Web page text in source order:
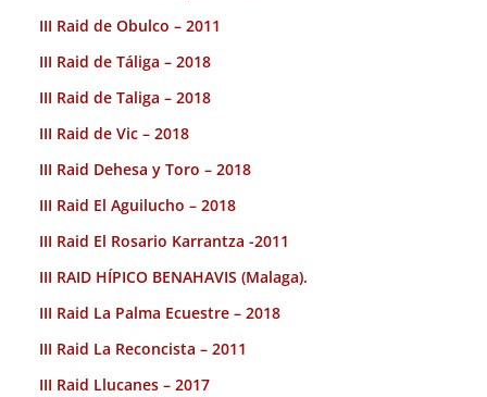
III Raid de Obulco – 2011
III Raid de Táliga – 2018
III Raid de Taliga – 2018
III Raid de Vic – 2018
III Raid Dehesa y Toro – 2018
III Raid El Aguilucho – 2018
III Raid El Rosario Karrantza -2011
III RAID HÍPICO BENAHAVIS (Malaga).
III Raid La Palma Ecuestre – 2018
III Raid La Reconcista – 2011
III Raid Llucanes – 2017